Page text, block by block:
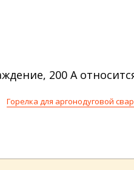
200 А
Горелка для аргонодуговой